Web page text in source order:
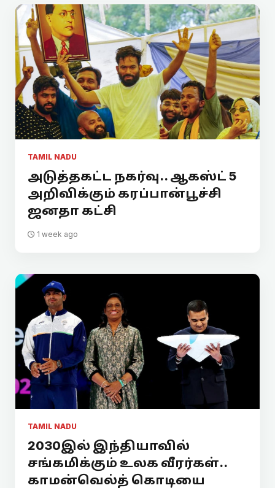
TAMIL NADU
அடுத்தகட்ட நகர்வு.. ஆகஸ்ட் 5
அறிவிக்கும் கரப்பான்பூச்சி
ஜனதா கட்சி
1 week ago
TAMIL NADU
2030இல் இந்தியாவில்
சங்கமிக்கும் உலக வீரர்கள்..
காமன்வெல்த் கொடியை